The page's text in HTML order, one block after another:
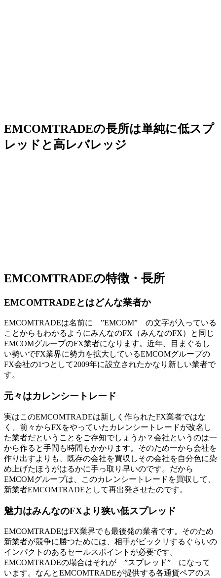
EMCOMTRADEの長所は単純に低スプ
レッドと高レバレッジ
EMCOMTRADEの特徴・長所
EMCOMTRADEとはどんな業者か
EMCOMTRADEは名前に ”EMCOM” の文字が入っている
ことからもわかるようにみんなのFX（みんなのFX）と同じ
EMCOMグループのFX業者になります。近年、目まぐるし
い勢いでFX業界に勢力を拡大しているEMCOMグループの
FX会社の1つとして2009年に設立されたかなり新しい業者で
す。
元々はカレンシートレード
実はこのEMCOMTRADEは新しく作られたFX業者ではな
く、前々からFXをやっていたカレンシートレードが改名し
た業者だということをご存知でしょうか？会社というのは一
から作ると手間も時間もかかります。そのため一から会社を
作り出すよりも、既存の会社を買収しその会社を自分色に染
め上げたほうがはるかに手っ取り早いのです。だから
EMCOMグループは、このカレンシートレードを買収して、
新業者EMCOMTRADEとして再出発させたのです。
魅力はみんなのFXより狭い低スプレッド
EMCOMTRADEはFX業界でも最後発の業者です。そのため
新業者が競争に勝つためには、相手がビックリするぐらいの
インパクトのあるセールスポイントが必要です。
EMCOMTRADEの場合はそれが ”スプレッド” になって
います。なんとEMCOMTRADEが提供する各通貨ペアのス